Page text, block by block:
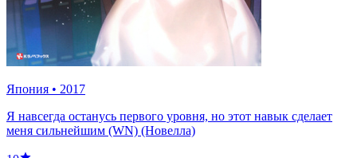
Япония • 2017
Я навсегда останусь первого уровня, но этот навык сделает
меня сильнейшим (WN) (Новелла)